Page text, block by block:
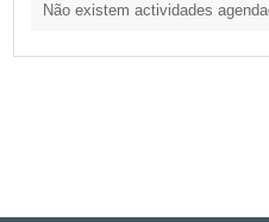
Não existem actividades